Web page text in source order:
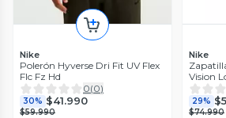
Nike
Polerón Hyverse Dri Fit UV Flex
Flc Fz Hd
0(0)
30% $41.990
$59.990
Nike
Vision
29%
$74.990